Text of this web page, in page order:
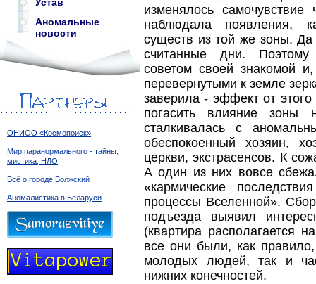
Аномальные
новости
ОНИОО «Космопоиск»
Мир паранормального - тайны,
мистика, НЛО
Всё о городе Волжский
Аномалистика в Беларуси
изменялось
наблюдала появления,
существ из той же зоны. Да
считанные дни. Поэтому
советом своей знакомой
перевернутыми к земле
заверила - эффект от
погасить влияние
сталкивалась с
обеспокоенный хозяин,
церкви, экстрасенсов. К
А один из них вовсе
«кармические
процессы Вселенной».
подъезда выявил
(квартира располагается
все они были, как
молодых людей, так и
нижних конечностей.